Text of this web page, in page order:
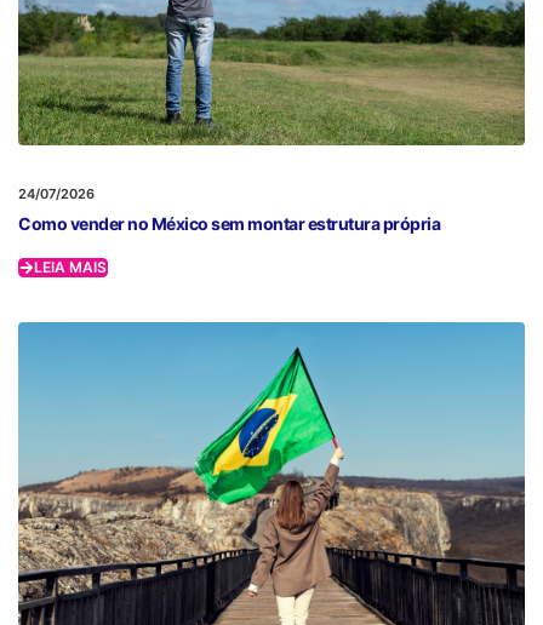
24/07/2026
Como vender no México sem montar estrutura própria
LEIA MAIS